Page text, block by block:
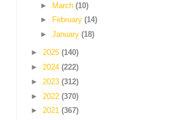
► March (10)
►
February (14)
► January (18)
►2025(140)
►2024(222)
► 2023(312)
► 2022(370)
►2021(367)